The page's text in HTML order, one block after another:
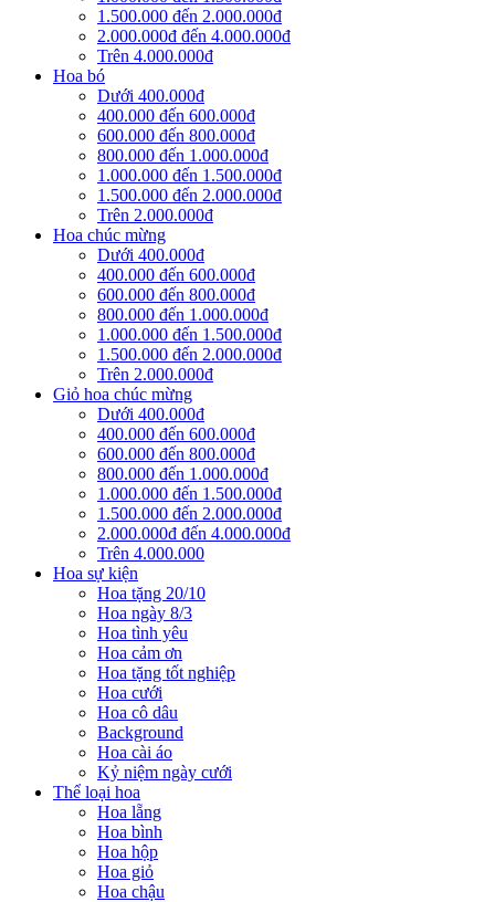
1.500.000 đến 2.000.000đ
2.000.000đ đến 4.000.000đ
Trên 4.000.000đ
Hoa bó
Dưới 400.000đ
400.000 đến 600.000đ
600.000 đến 800.000đ
800.000 đến 1.000.000đ
1.000.000 đến 1.500.000đ
1.500.000 đến 2.000.000đ
Trên 2.000.000đ
Hoa chúc mừng
Dưới 400.000đ
400.000 đến 600.000đ
600.000 đến 800.000đ
800.000 đến 1.000.000đ
1.000.000 đến 1.500.000đ
1.500.000 đến 2.000.000đ
Trên 2.000.000đ
Giỏ hoa chúc mừng
Dưới 400.000đ
400.000 đến 600.000đ
600.000 đến 800.000đ
800.000 đến 1.000.000đ
1.000.000 đến 1.500.000đ
1.500.000 đến 2.000.000đ
2.000.000đ đến 4.000.000đ
Trên 4.000.000
Hoa sự kiện
Hoa tặng 20/10
Hoa ngày 8/3
Hoa tình yêu
Hoa cảm ơn
Hoa tặng tốt nghiệp
Hoa cưới
Hoa cô dâu
Background
Hoa cài áo
Kỷ niệm ngày cưới
Thể loại hoa
Hoa lẵng
Hoa bình
Hoa hộp
Hoa giỏ
Hoa chậu